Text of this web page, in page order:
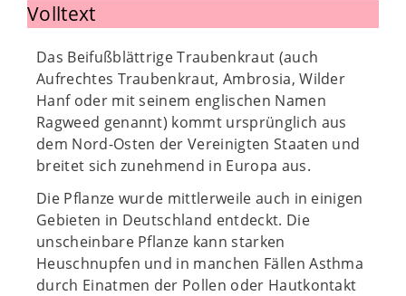
Volltext
Das Beifußblättrige Traubenkraut (auch
Aufrechtes Traubenkraut, Ambrosia, Wilder
Hanf oder mit seinem englischen Namen
Ragweed genannt) kommt ursprünglich aus
dem Nord-Osten der Vereinigten Staaten und
breitet sich zunehmend in Europa aus.
Die Pflanze wurde mittlerweile auch in einigen
Gebieten in Deutschland entdeckt. Die
unscheinbare Pflanze kann starken
Heuschnupfen und in manchen Fällen Asthma
durch Einatmen der Pollen oder Hautkontakt